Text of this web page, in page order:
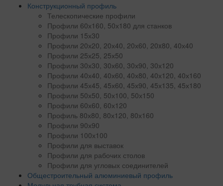
Конструкционный профиль
Телескопические профили
Профили 60х160, 50х180 для станков
Профили 15х30
Профили 20х20, 20х40, 20х60, 20x80, 40х40
Профили 25х25, 25х50
Профили 30х30, 30х60, 30х90, 30х120
Профили 40х40, 40х60, 40х80, 40х120, 40х160
Профили 45х45, 45х60, 45х90, 45х135, 45х180
Профили 50х50, 50х100, 50х150
Профили 60х60, 60х120
Профиль 80х80, 80х120, 80х160
Профили 90х90
Профили 100х100
Профили для выставок
Профили для рабочих столов
Профили для угловых соединителей
Общестроительный алюминиевый профиль